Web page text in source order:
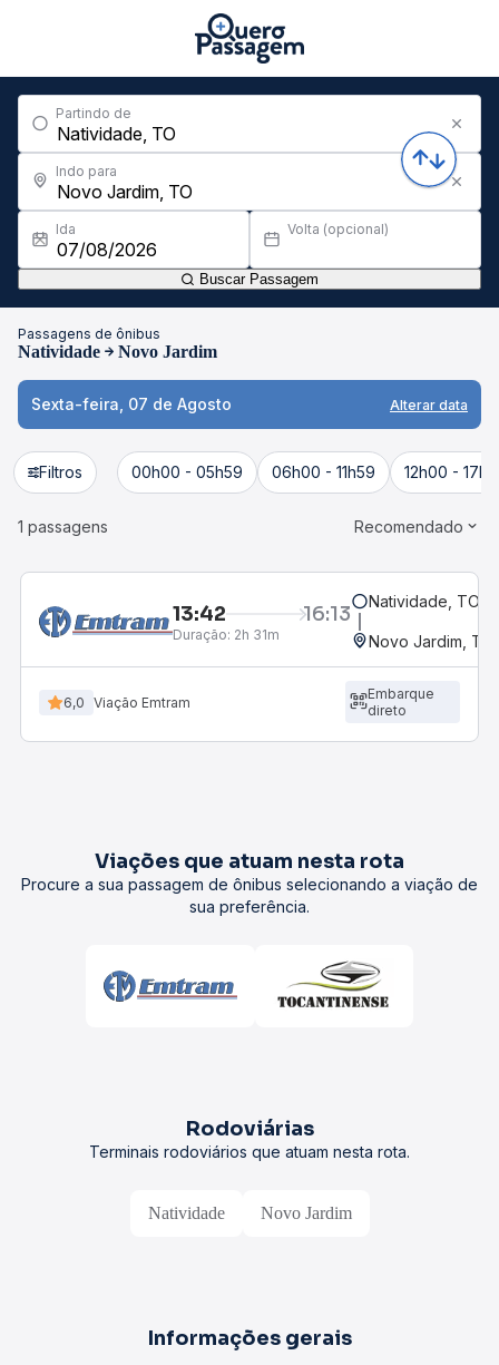
Partindo de
Indo para
Ida Volta (opcional)
Buscar Passagem
Passagens de ônibus
Natividade Novo Jardim
Sexta-feira, 07 de Agosto Alterar data
Filtros 00h00 - 05h59 06h00 - 11h59 12h00 -
1 passagens Recomendado
13:42 16:13
Duração: 2h 31m
Natividade, TO
Novo Jardim, TO
6,0 Viação Emtram
Embarque
direto
Viações que atuam nesta rota
Procure a sua passagem de ônibus selecionando a viação de
sua preferência.
Rodoviárias
Terminais rodoviários que atuam nesta rota.
Natividade Novo Jardim
Informações gerais